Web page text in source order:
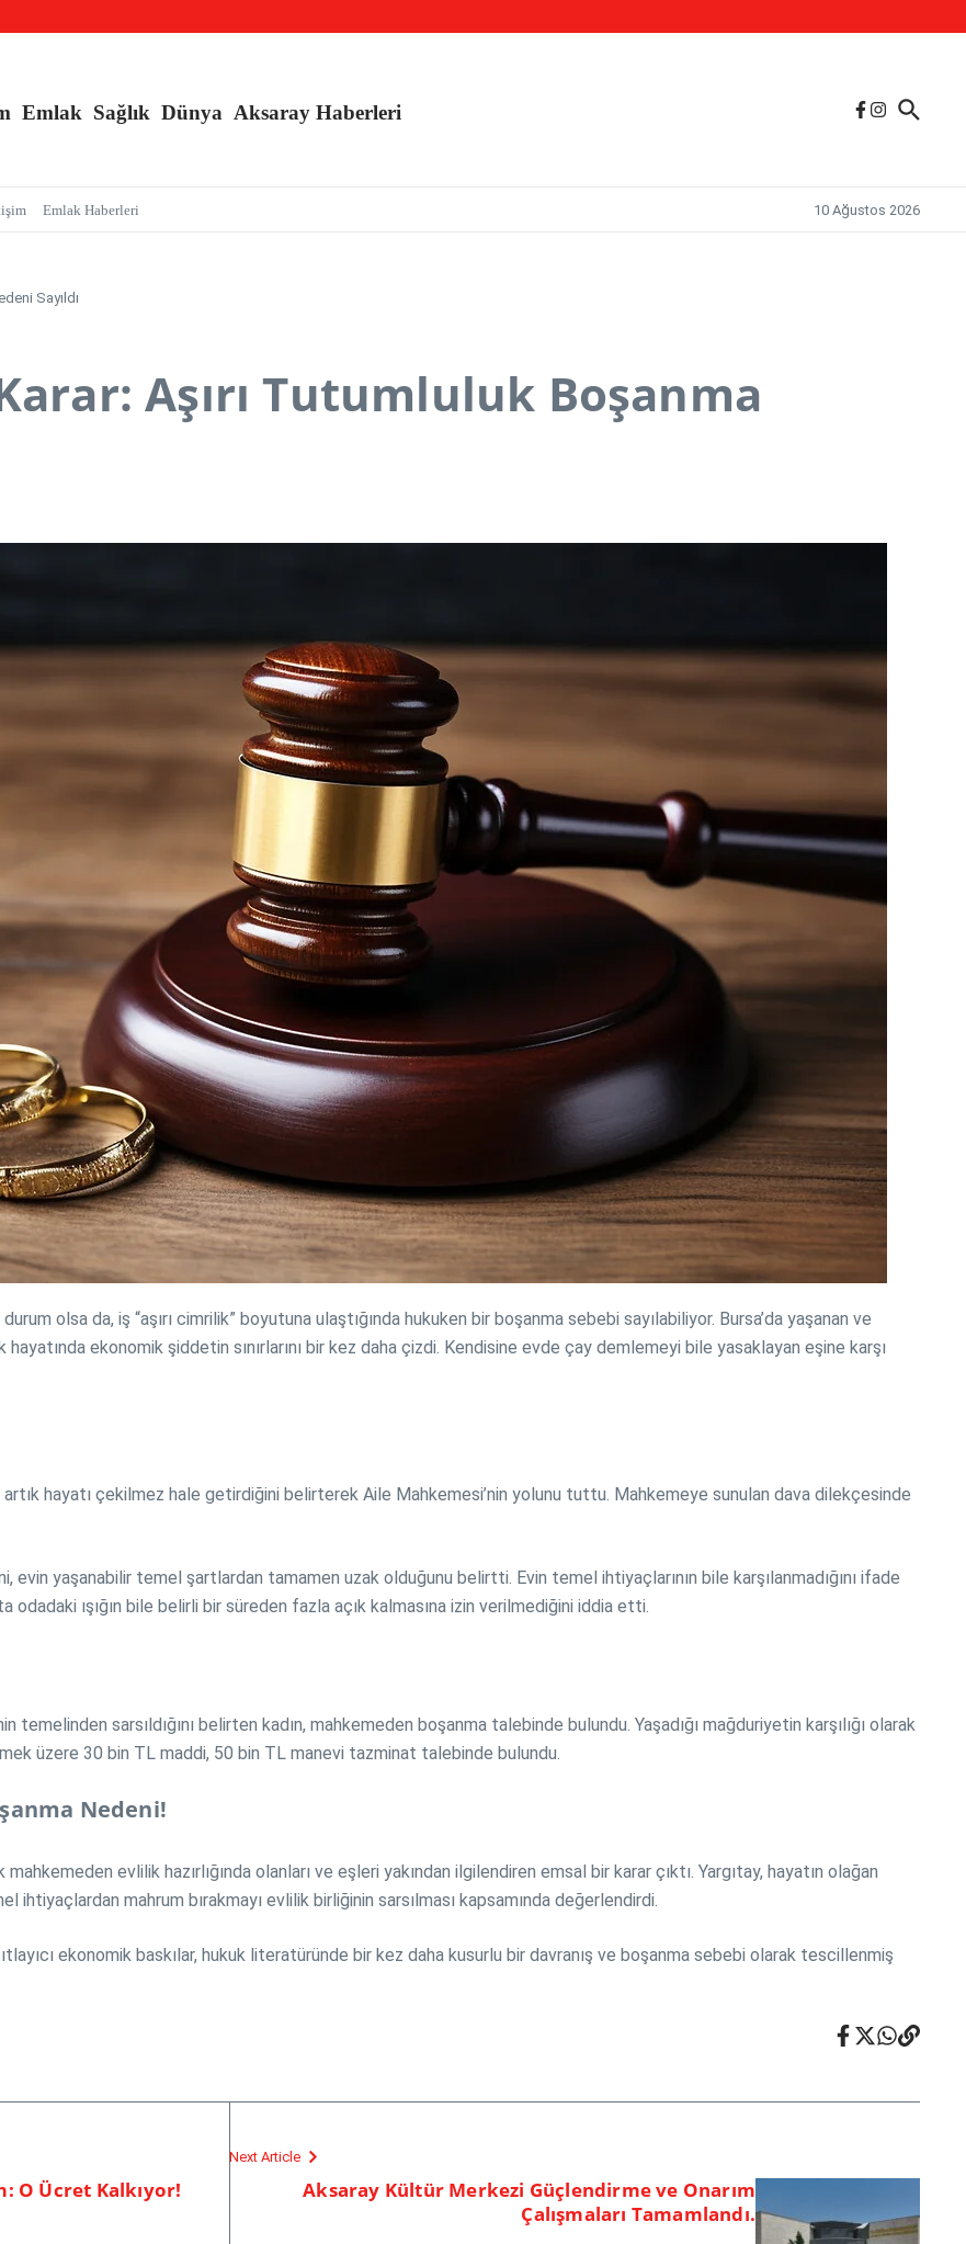
MASAK verileri üzerinde yapılan inceleme H.E isimli şahıs tutuklandı.
Emlak Sağlık Dünya Aksaray Haberleri
Emlak Haberleri 10 Ağustos 2026
Sayıldı
Aşırı Tutumluluk Boşanma
olsa da, iş “aşırı cimrilik” boyutuna ulaştığında hukuken bir boşanma sebebi sayılabiliyor. Bursa’da yaşanan ve
hayatında ekonomik şiddetin sınırlarını bir kez daha çizdi. Kendisine evde çay demlemeyi bile yasaklayan eşine karşı
artık hayatı çekilmez hale getirdiğini belirterek Aile Mahkemesi’nin yolunu tuttu. Mahkemeye sunulan dava dilekçesinde
yaşanabilir temel şartlardan tamamen uzak olduğunu belirtti. Evin temel ihtiyaçlarının bile karşılanmadığını ifade
odadaki ışığın bile belirli bir süreden fazla açık kalmasına izin verilmediğini iddia etti.
temelinden sarsıldığını belirten kadın, mahkemeden boşanma talebinde bulundu. Yaşadığı mağduriyetin karşılığı olarak
üzere 30 bin TL maddi, 50 bin TL manevi tazminat talebinde bulundu.
Nedeni!
evlilik hazırlığında olanları ve eşleri yakından ilgilendiren emsal bir karar çıktı. Yargıtay, hayatın olağan
ihtiyaçlardan mahrum bırakmayı evlilik birliğinin sarsılması kapsamında değerlendirdi.
ekonomik baskılar, hukuk literatüründe bir kez daha kusurlu bir davranış ve boşanma sebebi olarak tescillenmiş
O Ücret Kalkıyor!
Next Article
Aksaray Kültür Merkezi Güçlendirme ve Onarım
Çalışmaları Tamamlandı.